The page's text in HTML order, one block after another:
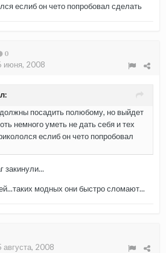
еслиб он чето попробовал сделать
0
июня, 2008
посадить полюбому, но выйдет
немного уметь не дать себя и тех
еслиб он чето попробовал
закинули...
модных они быстро сломают...
августа, 2008